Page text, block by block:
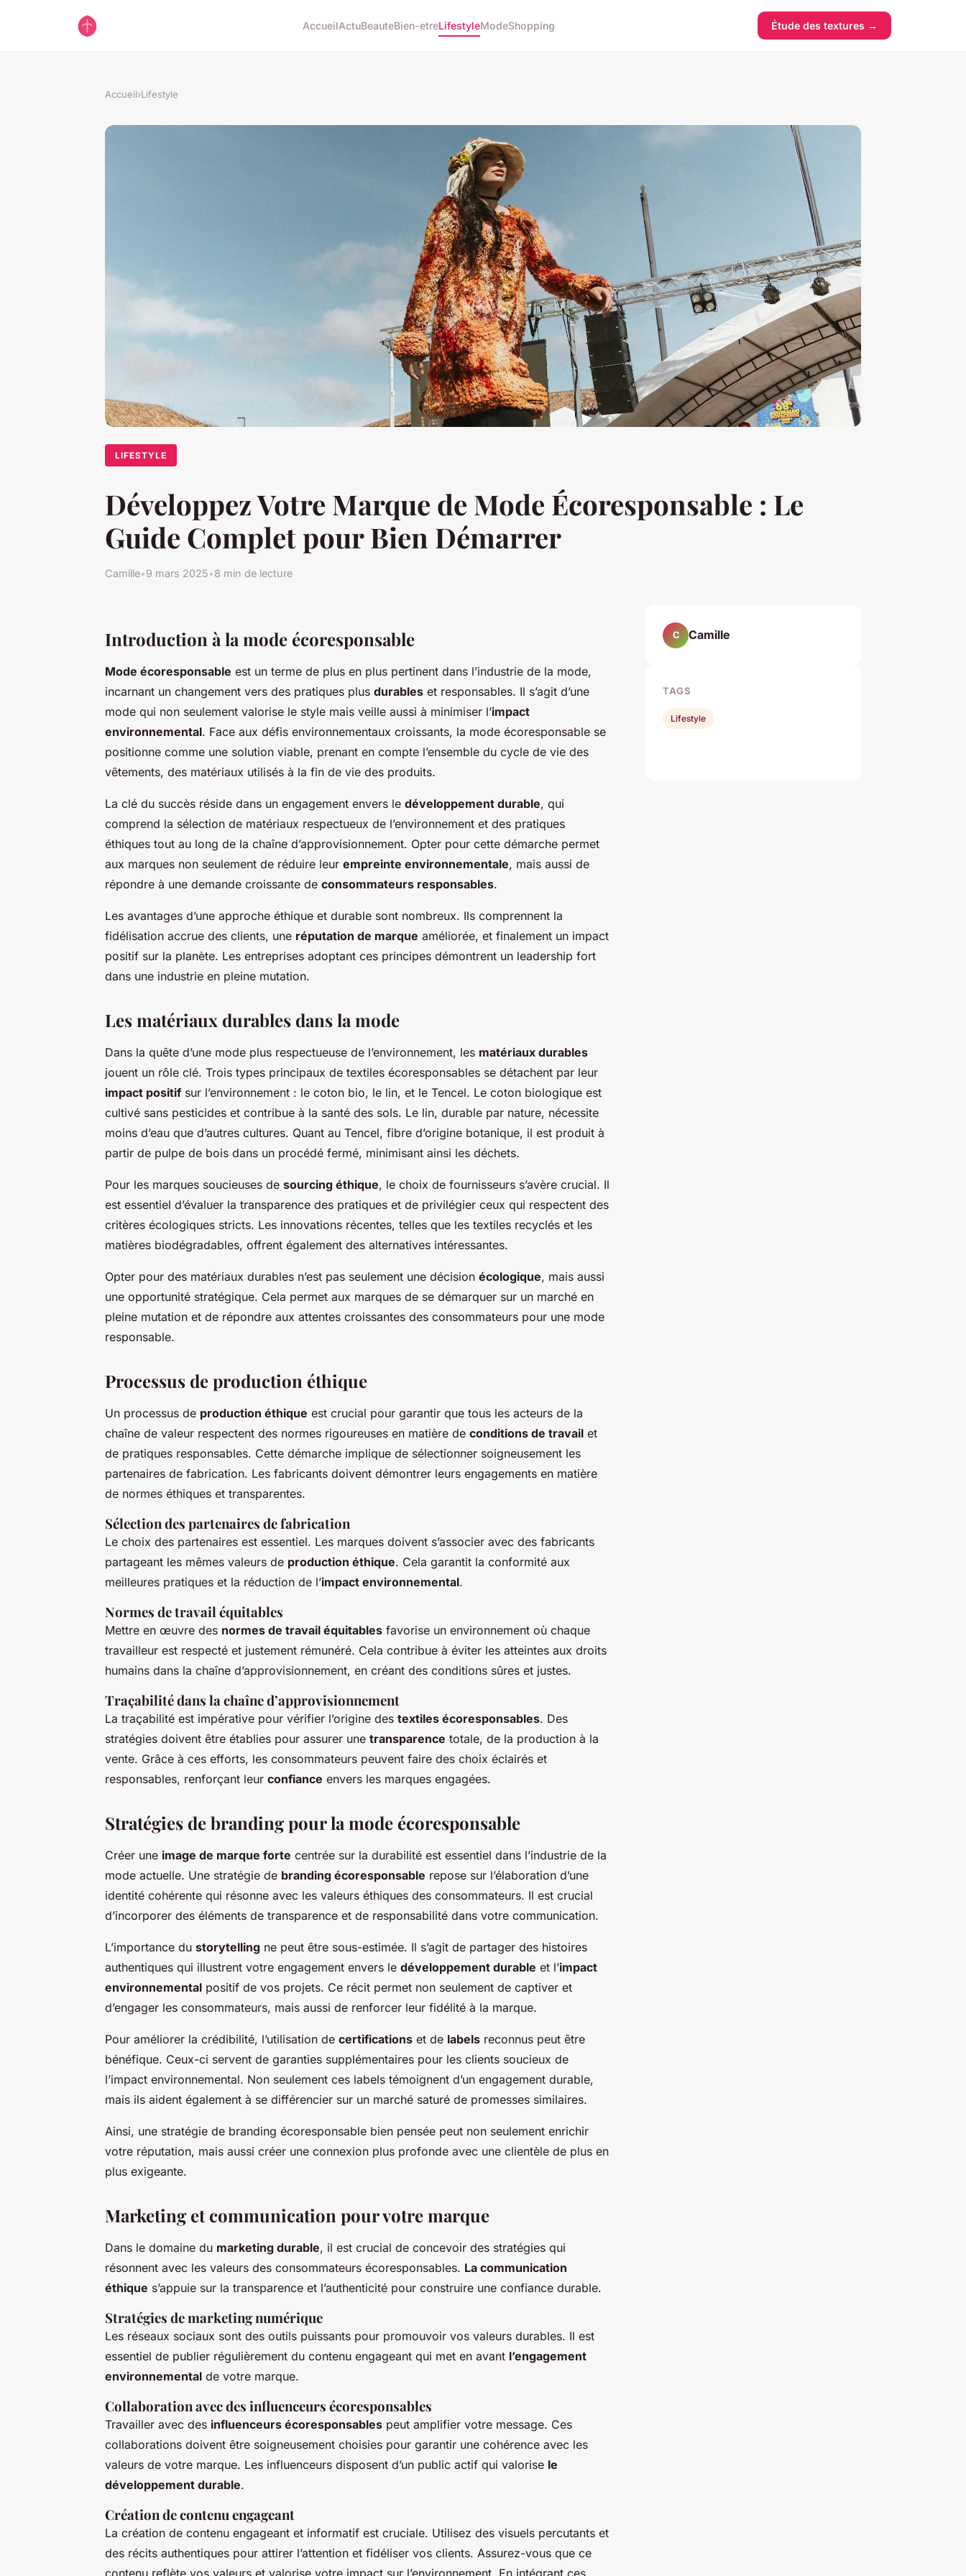
AccueilActuBeauteBien-etreLifestyleModeShopping Étude des textures →
Accueil›Lifestyle
LIFESTYLE
Développez Votre Marque de Mode Écoresponsable : Le
Guide Complet pour Bien Démarrer
Camille•9 mars 2025•8 min de lecture
Introduction à la mode écoresponsable
Mode écoresponsable est un terme de plus en plus pertinent dans l’industrie de la mode,
incarnant un changement vers des pratiques plus durables et responsables. Il s’agit d’une
mode qui non seulement valorise le style mais veille aussi à minimiser l’impact
environnemental. Face aux défis environnementaux croissants, la mode écoresponsable se
positionne comme une solution viable, prenant en compte l’ensemble du cycle de vie des
vêtements, des matériaux utilisés à la fin de vie des produits.
La clé du succès réside dans un engagement envers le développement durable, qui
comprend la sélection de matériaux respectueux de l’environnement et des pratiques
éthiques tout au long de la chaîne d’approvisionnement. Opter pour cette démarche permet
aux marques non seulement de réduire leur empreinte environnementale, mais aussi de
répondre à une demande croissante de consommateurs responsables.
Les avantages d’une approche éthique et durable sont nombreux. Ils comprennent la
fidélisation accrue des clients, une réputation de marque améliorée, et finalement un impact
positif sur la planète. Les entreprises adoptant ces principes démontrent un leadership fort
dans une industrie en pleine mutation.
Les matériaux durables dans la mode
Dans la quête d’une mode plus respectueuse de l’environnement, les matériaux durables
jouent un rôle clé. Trois types principaux de textiles écoresponsables se détachent par leur
impact positifsur l’environnement : le coton bio, le lin, et le Tencel. Le coton biologique est
cultivé sans pesticides et contribue à la santé des sols. Le lin, durable par nature, nécessite
moins d’eau que d’autres cultures. Quant au Tencel, fibre d’origine botanique, il est produit à
partir de pulpe de bois dans un procédé fermé, minimisant ainsi les déchets.
Pour les marques soucieuses de sourcing éthique, le choix de fournisseurs s’avère crucial. Il
est essentiel d’évaluer la transparence des pratiques et de privilégier ceux qui respectent des
critères écologiques stricts. Les innovations récentes, telles que les textiles recyclés et les
matières biodégradables, offrent également des alternatives intéressantes.
Opter pour des matériaux durables n’est pas seulement une décision écologique, mais aussi
une opportunité stratégique. Cela permet aux marques de se démarquer sur un marché en
pleine mutation et de répondre aux attentes croissantes des consommateurs pour une mode
responsable.
Processus de production éthique
Un processus de production éthique est crucial pour garantir que tous les acteurs de la
chaîne de valeur respectent des normes rigoureuses en matière de conditions de travail et
de pratiques responsables. Cette démarche implique de sélectionner soigneusement les
partenaires de fabrication. Les fabricants doivent démontrer leurs engagements en matière
de normes éthiques et transparentes.
Sélection des partenaires de fabrication
Le choix des partenaires est essentiel. Les marques doivent s’associer avec des fabricants
partageant les mêmes valeurs de production éthique. Cela garantit la conformité aux
meilleures pratiques et la réduction de l’impact environnemental.
Normes de travail équitables
Mettre en œuvre des normes de travail équitables favorise un environnement où chaque
travailleur est respecté et justement rémunéré. Cela contribue à éviter les atteintes aux droits
humains dans la chaîne d’approvisionnement, en créant des conditions sûres et justes.
Traçabilité dans la chaîne d’approvisionnement
La traçabilité est impérative pour vérifier l’origine des textiles écoresponsables. Des
stratégies doivent être établies pour assurer une transparence totale, de la production à la
vente. Grâce à ces efforts, les consommateurs peuvent faire des choix éclairés et
responsables, renforçant leur confiance envers les marques engagées.
Stratégies de branding pour la mode écoresponsable
Créer une image de marque forte centrée sur la durabilité est essentiel dans l’industrie de la
mode actuelle. Une stratégie de branding écoresponsable repose sur l’élaboration d’une
identité cohérente qui résonne avec les valeurs éthiques des consommateurs. Il est crucial
d’incorporer des éléments de transparence et de responsabilité dans votre communication.
L’importance du storytelling ne peut être sous-estimée. Il s’agit de partager des histoires
authentiques qui illustrent votre engagement envers le développement durable et l’impact
environnemental positif de vos projets. Ce récit permet non seulement de captiver et
d’engager les consommateurs, mais aussi de renforcer leur fidélité à la marque.
Pour améliorer la crédibilité, l’utilisation de certifications et de labels reconnus peut être
bénéfique. Ceux-ci servent de garanties supplémentaires pour les clients soucieux de
l’impact environnemental. Non seulement ces labels témoignent d’un engagement durable,
mais ils aident également à se différencier sur un marché saturé de promesses similaires.
Ainsi, une stratégie de branding écoresponsable bien pensée peut non seulement enrichir
votre réputation, mais aussi créer une connexion plus profonde avec une clientèle de plus en
plus exigeante.
Marketing et communication pour votre marque
Dans le domaine du marketing durable, il est crucial de concevoir des stratégies qui
résonnent avec les valeurs des consommateurs écoresponsables. La communication
éthique s’appuie sur la transparence et l’authenticité pour construire une confiance durable.
Stratégies de marketing numérique
Les réseaux sociaux sont des outils puissants pour promouvoir vos valeurs durables. Il est
essentiel de publier régulièrement du contenu engageant qui met en avant l’engagement
environnemental de votre marque.
Collaboration avec des influenceurs écoresponsables
Travailler avec des influenceurs écoresponsables peut amplifier votre message. Ces
collaborations doivent être soigneusement choisies pour garantir une cohérence avec les
valeurs de votre marque. Les influenceurs disposent d’un public actif qui valorise le
développement durable.
Création de contenu engageant
La création de contenu engageant et informatif est cruciale. Utilisez des visuels percutants et
des récits authentiques pour attirer l’attention et fidéliser vos clients. Assurez-vous que ce
contenu reflète vos valeurs et valorise votre impact sur l’environnement. En intégrant ces
C Camille
TAGS
Lifestyle